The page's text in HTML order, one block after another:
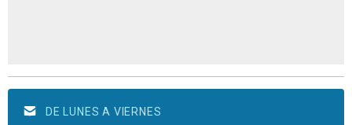
DE LUNES A VIERNES